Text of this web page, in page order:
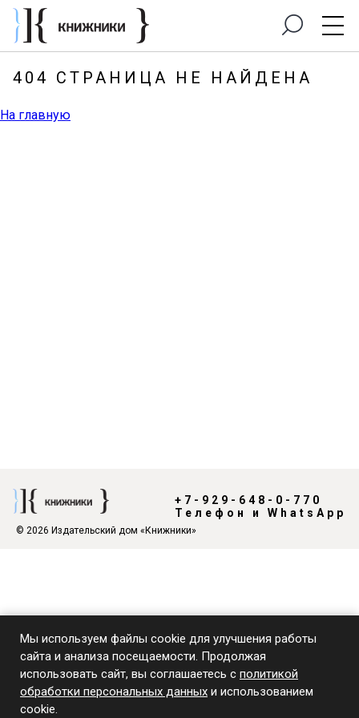
404 СТРАНИЦА НЕ НАЙДЕНА
На главную
+7-929-648-0-770
Телефон и WhatsApp
© 2026 Издательский дом «Книжники»
Мы используем файлы cookie для улучшения работы
сайта и анализа посещаемости. Продолжая
использовать сайт, вы соглашаетесь с политикой
обработки персональных данных и использованием
cookie.